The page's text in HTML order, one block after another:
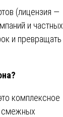
(лицензия —
и частных
и превращать
комплексное
смежных